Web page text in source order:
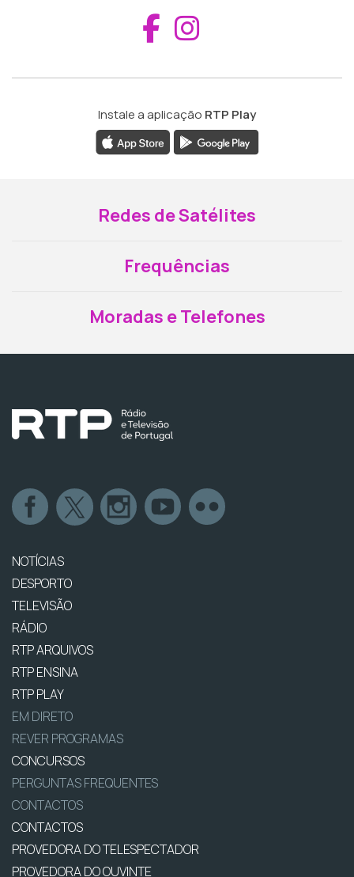
Aceder ao
Instale a aplicação RTP Play
Redes de Satélites
Frequências
Moradas e Telefones
NOTÍCIAS
DESPORTO
TELEVISÃO
RÁDIO
RTP ARQUIVOS
RTP ENSINA
RTP PLAY
EM DIRETO
REVER PROGRAMAS
CONCURSOS
PERGUNTAS FREQUENTES
CONTACTOS
CONTACTOS
PROVEDORA DO TELESPECTADOR
PROVEDORA DO OUVINTE